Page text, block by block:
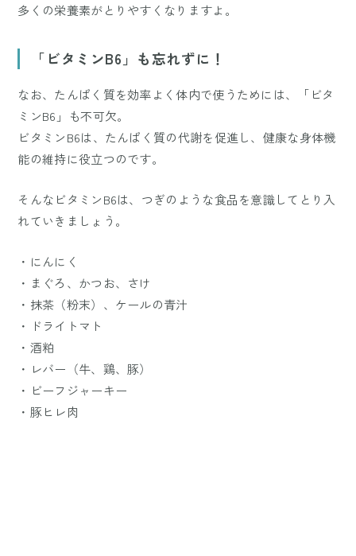
多くの栄養素がとりやすくなりますよ。
「ビタミンB6」も忘れずに！
なお、たんぱく質を効率よく体内で使うためには、「ビタ
ミンB6」も不可欠。
ビタミンB6は、たんぱく質の代謝を促進し、健康な身体機
能の維持に役立つのです。
そんなビタミンB6は、つぎのような食品を意識してとり入
れていきましょう。
・にんにく
・まぐろ、かつお、さけ
・抹茶（粉末）、ケールの青汁
・ドライトマト
・酒粕
・レバー（牛、鶏、豚）
・ビーフジャーキー
・豚ヒレ肉